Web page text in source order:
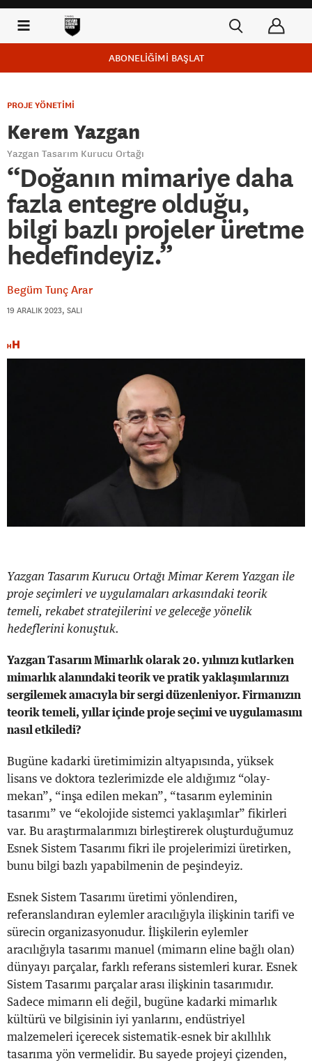
ABONELİĞİMİ BAŞLAT
PROJE YÖNETİMİ
Kerem Yazgan
Yazgan Tasarım Kurucu Ortağı
“Doğanın mimariye daha
fazla entegre olduğu,
bilgi bazlı projeler üretme
hedefindeyiz.”
Begüm Tunç Arar
19 ARALIK 2023, SALI
Yazgan Tasarım Kurucu Ortağı Mimar Kerem Yazgan ile
proje seçimleri ve uygulamaları arkasındaki teorik
temeli, rekabet stratejilerini ve geleceğe yönelik
hedeflerini konuştuk.
Yazgan Tasarım Mimarlık olarak 20. yılınızı kutlarken
mimarlık alanındaki teorik ve pratik yaklaşımlarınızı
sergilemek amacıyla bir sergi düzenleniyor. Firmanızın
teorik temeli, yıllar içinde proje seçimi ve uygulamasını
nasıl etkiledi?
Bugüne kadarki üretimimizin altyapısında, yüksek
lisans ve doktora tezlerimizde ele aldığımız “olay-
mekan”, “inşa edilen mekan”, “tasarım eyleminin
tasarımı” ve “ekolojide sistemci yaklaşımlar” fikirleri
var. Bu araştırmalarımızı birleştirerek oluşturduğumuz
Esnek Sistem Tasarımı fikri ile projelerimizi üretirken,
bunu bilgi bazlı yapabilmenin de peşindeyiz.
Esnek Sistem Tasarımı üretimi yönlendiren,
referanslandıran eylemler aracılığıyla ilişkinin tarifi ve
sürecin organizasyonudur. İlişkilerin eylemler
aracılığıyla tasarımı manuel (mimarın eline bağlı olan)
dünyayı parçalar, farklı referans sistemleri kurar. Esnek
Sistem Tasarımı parçalar arası ilişkinin tasarımıdır.
Sadece mimarın eli değil, bugüne kadarki mimarlık
kültürü ve bilgisinin iyi yanlarını, endüstriyel
malzemeleri içerecek sistematik-esnek bir akıllılık
tasarıma yön vermelidir. Bu sayede projeyi çizenden,